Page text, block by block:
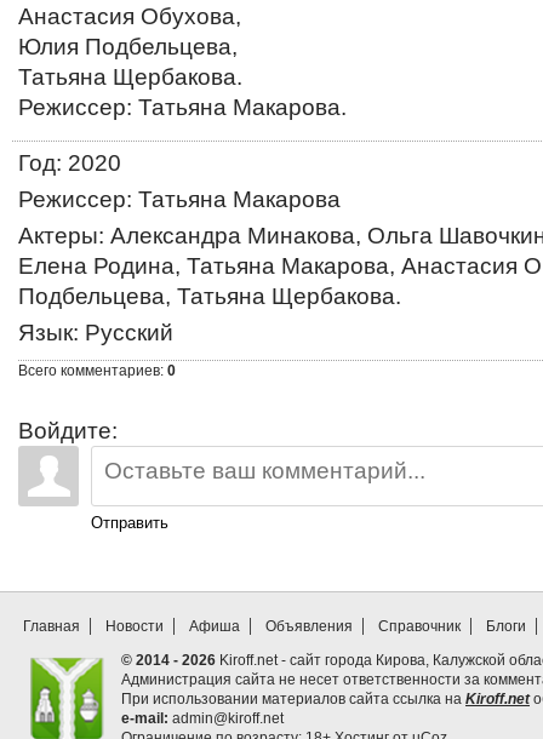
Анастасия Обухова,
Юлия Подбельцева,
Татьяна Щербакова.
Режиссер: Татьяна Макарова.
Год: 2020
Режиссер: Татьяна Макарова
Актеры: Александра Минакова, Ольга
Елена Родина, Татьяна Макарова, Анастасия
Подбельцева, Татьяна Щербакова.
Язык: Русский
Всего комментариев: 0
Войдите:
Отправить
Главная Новости Афиша Объявления Справочник
Блоги
© 2014 - 2026 Kiroff.net - сайт города Кирова, Калужской
Администрация сайта не несет ответственности за
При использовании материалов сайта ссылка на Kiroff.net
e-mail: admin@kiroff.net